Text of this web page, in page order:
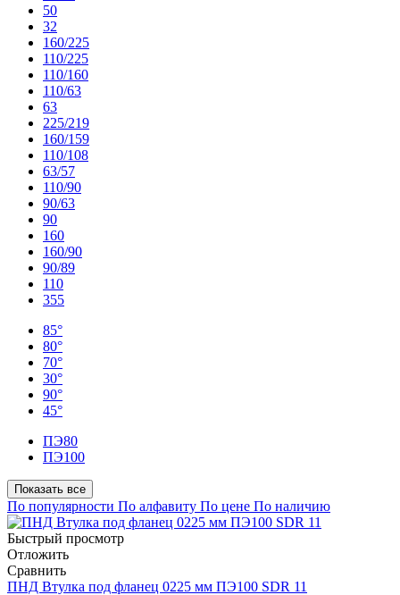
50
32
160/225
110/225
110/160
110/63
63
225/219
160/159
110/108
63/57
110/90
90/63
90
160
160/90
90/89
110
355
85°
80°
70°
30°
90°
45°
ПЭ80
ПЭ100
Показать все
По популярности По алфавиту По цене По наличию
Быстрый просмотр
Отложить
Сравнить
ПНД Втулка под фланец 0225 мм ПЭ100 SDR 11